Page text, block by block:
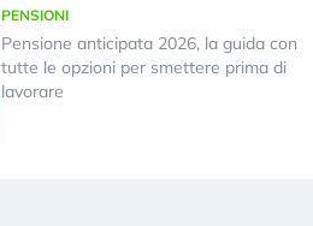
PENSIONI
Pensione anticipata 2026, la guida con
tutte le opzioni per smettere prima di
lavorare